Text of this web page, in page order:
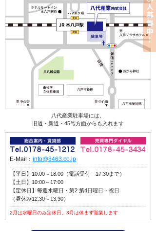
八代産業駐車場には、
旧道・新道・45号方面からも入れます
E-Mail： info@8463.co.jp
【平日】10:00～18:00（電話受付 17:30まで）
【土日】10:00～17:00
【定休日】毎週水曜日・第2 第4日曜日・祝日
（昼休み12:30～13:30）
2月は水曜日のみ定休日、3月は休まず営業します